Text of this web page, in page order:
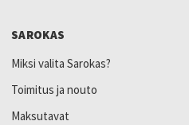
SAROKAS
Miksi valita Sarokas?
Toimitus ja nouto
Maksutavat